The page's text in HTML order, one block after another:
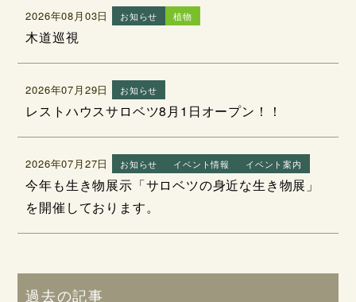
2026年08月03日 お知らせ 植物
木道巡視
2026年07月29日 お知らせ
レストハウスサロベツ8月1日オープン！！
2026年07月27日 お知らせ イベント情報 イベント案内
今年も生き物展示「サロベツの身近な生き物展」
を開催しております。
過去の記事